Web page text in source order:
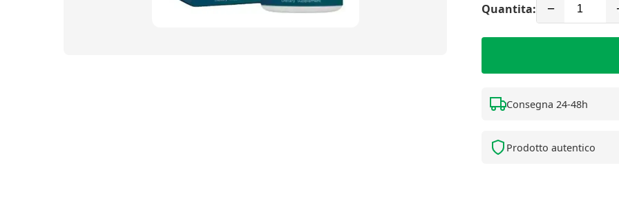
Quantita: −
Consegna 24-48h
Prodotto autentico